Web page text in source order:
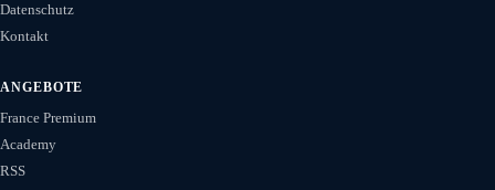
Datenschutz
Kontakt
ANGEBOTE
France Premium
Academy
RSS